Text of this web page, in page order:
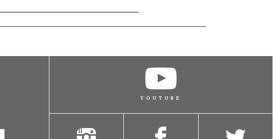
YOUTUBE